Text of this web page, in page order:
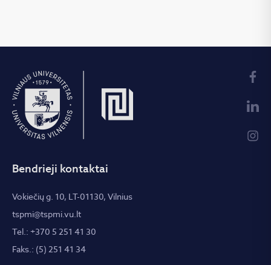
Bendrieji kontaktai
Vokiečių g. 10, LT-01130, Vilnius
tspmi@tspmi.vu.lt
Tel.: +370 5 251 41 30
Faks.: (5) 251 41 34